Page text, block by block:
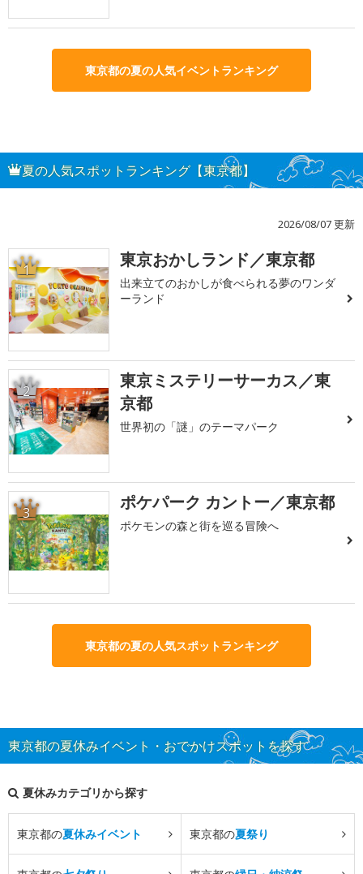
東京都の夏の人気イベントランキング
夏の人気スポットランキング【東京都】
2026/08/07 更新
1 東京おかしランド／東京都
出来立てのおかしが食べられる夢のワンダ
ーランド
2
東京ミステリーサーカス／東
京都
世界初の「謎」のテーマパーク
3 ポケパーク カントー／東京都
ポケモンの森と街を巡る冒険へ
東京都の夏の人気スポットランキング
東京都の夏休みイベント・おでかけスポットを探す
夏休みカテゴリから探す
東京都の夏休みイベント 東京都の夏祭り